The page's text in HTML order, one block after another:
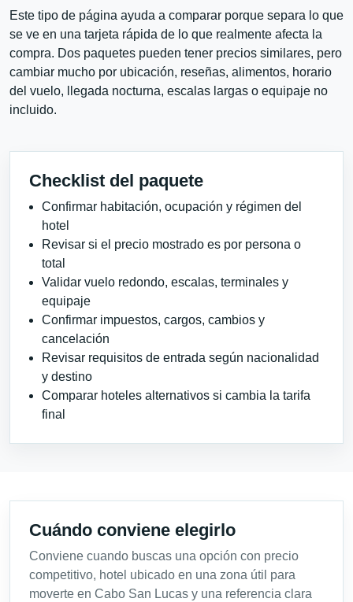
Este tipo de página ayuda a comparar porque separa lo que
se ve en una tarjeta rápida de lo que realmente afecta la
compra. Dos paquetes pueden tener precios similares, pero
cambiar mucho por ubicación, reseñas, alimentos, horario
del vuelo, llegada nocturna, escalas largas o equipaje no
incluido.
Checklist del paquete
Confirmar habitación, ocupación y régimen del
hotel
Revisar si el precio mostrado es por persona o
total
Validar vuelo redondo, escalas, terminales y
equipaje
Confirmar impuestos, cargos, cambios y
cancelación
Revisar requisitos de entrada según nacionalidad
y destino
Comparar hoteles alternativos si cambia la tarifa
final
Cuándo conviene elegirlo
Conviene cuando buscas una opción con precio
competitivo, hotel ubicado en una zona útil para
moverte en Cabo San Lucas y una referencia clara